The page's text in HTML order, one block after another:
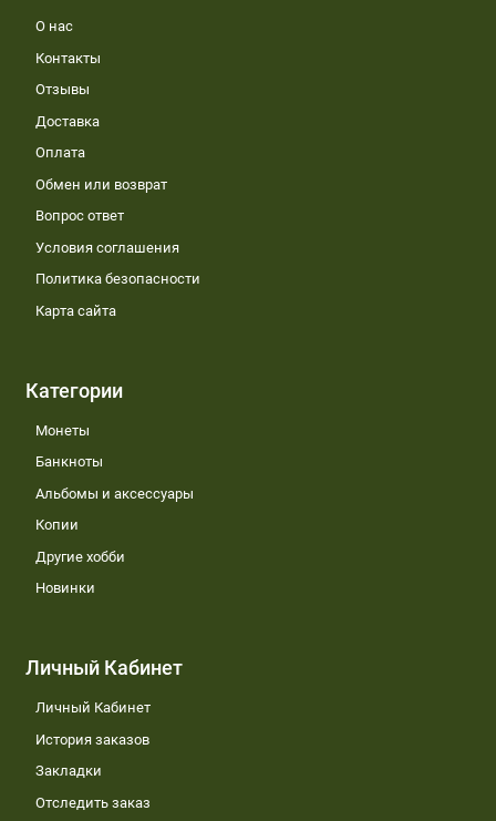
О нас
Контакты
Отзывы
Доставка
Оплата
Обмен или возврат
Вопрос ответ
Условия соглашения
Политика безопасности
Карта сайта
Категории
Монеты
Банкноты
Альбомы и аксессуары
Копии
Другие хобби
Новинки
Личный Кабинет
Личный Кабинет
История заказов
Закладки
Отследить заказ